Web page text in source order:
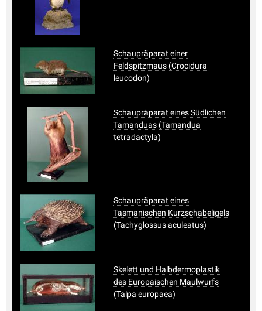
Schaupräparat einer
Feldspitzmaus (Crocidura
leucodon)
Schaupräparat eines Südlichen
Tamanduas (Tamandua
tetradactyla)
Schaupräparat eines
Tasmanischen Kurzschabeligels
(Tachyglossus aculeatus)
Skelett und Halbdermoplastik
des Europäischen Maulwurfs
(Talpa europaea)